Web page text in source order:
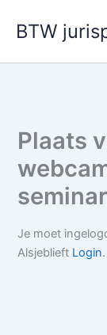
naar
inhoud
BTW
Plaats
Je moet
Alsjeblieft Login